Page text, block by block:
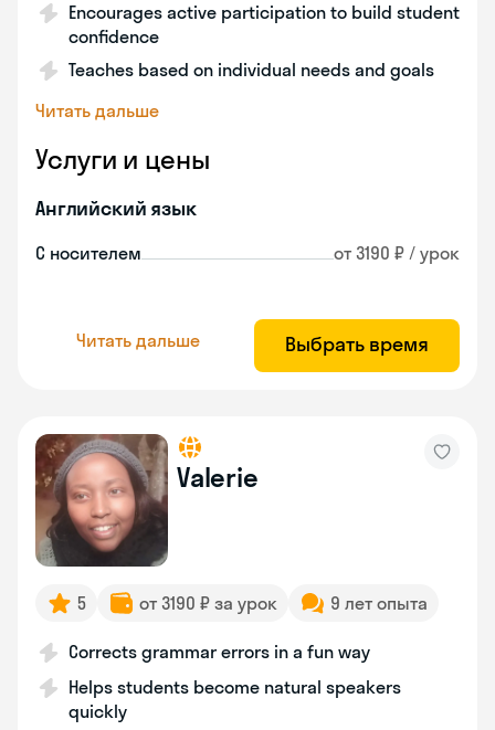
Encourages active participation to build student
confidence
Teaches based on individual needs and goals
Читать дальше
Услуги и цены
Английский язык
С носителем от 3190 ₽ / урок
Читать дальше Выбрать время
Valerie
5 от 3190 ₽ за урок 9 лет опыта
Corrects grammar errors in a fun way
Helps students become natural speakers
quickly